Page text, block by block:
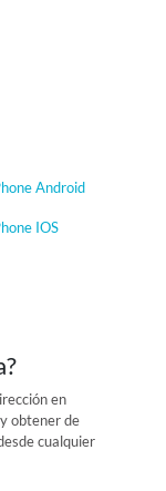
Android
IOS
en
obtener de
cualquier